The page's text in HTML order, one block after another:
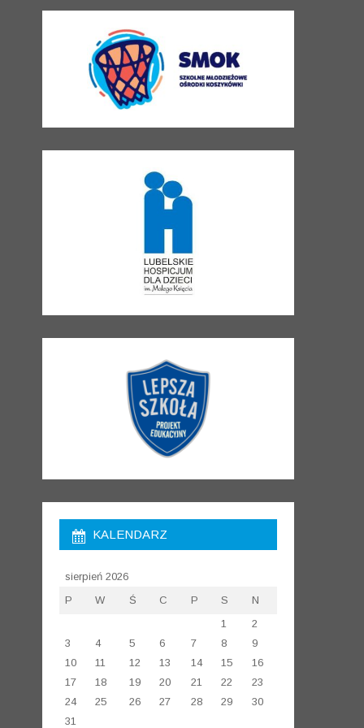
KALENDARZ
sierpień 2026
P
W Ś C P S
N
1
2
3
4 5 6 7 8
9
10
11 12 13 14 15
16
17
18 19 20 21 22
23
24
25 26 27 28 29
30
31